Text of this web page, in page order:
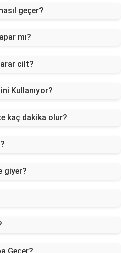
geçer?
mı?
cilt?
Kullanıyor?
kaç dakika olur?
giyer?